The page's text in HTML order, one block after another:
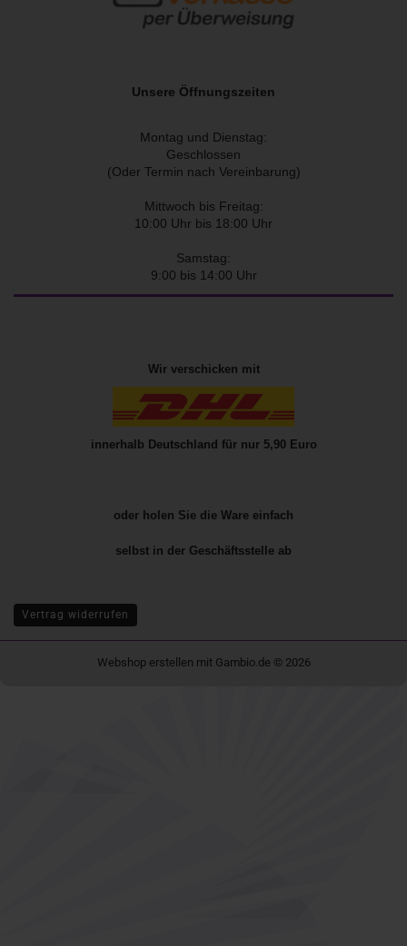
Unsere Öffnungszeiten
Montag und Dienstag:
Geschlossen
(Oder Termin nach Vereinbarung)
Mittwoch bis Freitag:
10:00 Uhr bis 18:00 Uhr
Samstag:
9:00 bis 14:00 Uhr
Wir verschicken mit
innerhalb Deutschland für nur 5,90 Euro
oder holen Sie die Ware einfach
selbst in der Geschäftsstelle ab
Vertrag widerrufen
Webshop erstellen mit Gambio.de © 2026